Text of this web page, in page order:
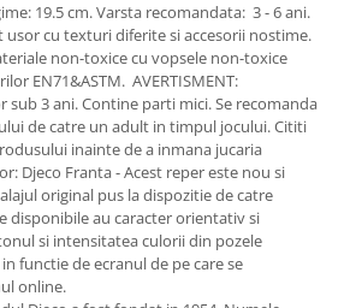
bebelusi
bebe
19.5 cm. Varsta recomandata: 3 - 6 ani.
usor cu texturi diferite si accesorii nostime.
non-toxice cu vopsele non-toxice
EN71&ASTM. AVERTISMENT:
sub 3 ani. Contine parti mici. Se recomanda
de catre un adult in timpul jocului. Cititi
inainte de a inmana jucaria
Djeco Franta - Acest reper este nou si
original pus la dispozitie de catre
disponibile au caracter orientativ si
si intensitatea culorii din pozele
functie de ecranul de pe care se
online.